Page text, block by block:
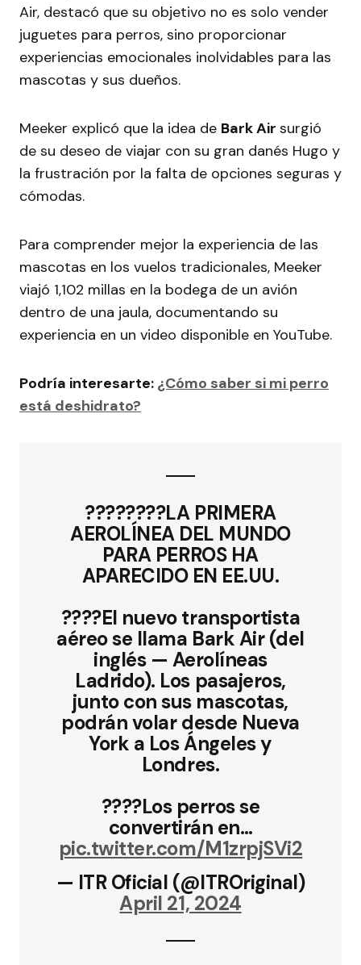
Air, destacó que su objetivo no es solo vender
juguetes para perros, sino proporcionar
experiencias emocionales inolvidables para las
mascotas y sus dueños.
Meeker explicó que la idea de Bark Air surgió
de su deseo de viajar con su gran danés Hugo y
la frustración por la falta de opciones seguras y
cómodas.
Para comprender mejor la experiencia de las
mascotas en los vuelos tradicionales, Meeker
viajó 1,102 millas en la bodega de un avión
dentro de una jaula, documentando su
experiencia en un video disponible en YouTube.
Podría interesarte: ¿Cómo saber si mi perro
está deshidrato?
????????LA PRIMERA
AEROLÍNEA DEL MUNDO
PARA PERROS HA
APARECIDO EN EE.UU.
????El nuevo transportista
aéreo se llama Bark Air (del
inglés — Aerolíneas
Ladrido). Los pasajeros,
junto con sus mascotas,
podrán volar desde Nueva
York a Los Ángeles y
Londres.
????Los perros se
convertirán en…
pic.twitter.com/M1zrpjSVi2
— ITR Oficial (@ITROriginal)
April 21, 2024